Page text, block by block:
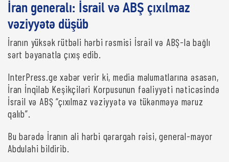
İran generalı: İsrail və ABŞ çıxılmaz
vəziyyətə düşüb
İranın yüksək rütbəli hərbi rəsmisi İsrail və ABŞ-la bağlı
sərt bəyanatla çıxış edib.
InterPress.ge xəbər verir ki, media məlumatlarına əsasən,
İran İnqilab Keşikçiləri Korpusunun fəaliyyəti nəticəsində
İsrail və ABŞ “çıxılmaz vəziyyətə və tükənməyə məruz
qalıb”.
Bu barədə İranın ali hərbi qərargah rəisi, general-mayor
Abdulahi bildirib.